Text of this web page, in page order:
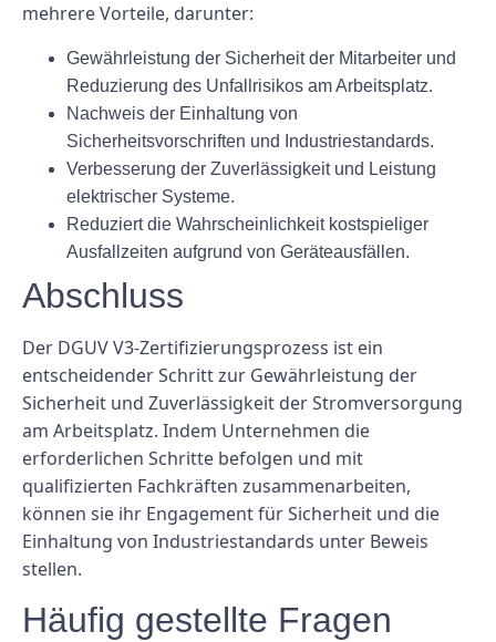
mehrere Vorteile, darunter:
Gewährleistung der Sicherheit der Mitarbeiter und
Reduzierung des Unfallrisikos am Arbeitsplatz.
Nachweis der Einhaltung von
Sicherheitsvorschriften und Industriestandards.
Verbesserung der Zuverlässigkeit und Leistung
elektrischer Systeme.
Reduziert die Wahrscheinlichkeit kostspieliger
Ausfallzeiten aufgrund von Geräteausfällen.
Abschluss
Der DGUV V3-Zertifizierungsprozess ist ein
entscheidender Schritt zur Gewährleistung der
Sicherheit und Zuverlässigkeit der Stromversorgung
am Arbeitsplatz. Indem Unternehmen die
erforderlichen Schritte befolgen und mit
qualifizierten Fachkräften zusammenarbeiten,
können sie ihr Engagement für Sicherheit und die
Einhaltung von Industriestandards unter Beweis
stellen.
Häufig gestellte Fragen